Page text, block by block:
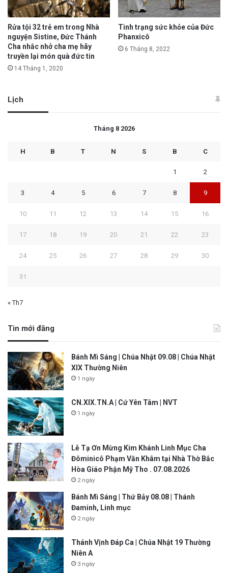
Rửa tội 32 trẻ em trong Nhà
nguyện Sistine, Đức Thánh
Cha nhắc nhở cha mẹ hãy
truyền lại món quà đức tin
14 Tháng 1, 2020
Tình trạng sức khỏe của Đức
Phanxicô
6 Tháng 8, 2022
Lịch
Tháng 8 2026
H B T N S B C
1 2
3 4 5 6 7 8 9
10 11 12 13 14 15 16
17 18 19 20 21 22 23
24 25 26 27 28 29 30
31
« Th7
Tin mới đăng
Bánh Mì Sáng | Chúa Nhật 09.08 | Chúa Nhật
XIX Thường Niên
1 ngày
CN.XIX.TN.A | Cứ Yên Tâm | NVT
1 ngày
Lễ Tạ Ơn Mừng Kim Khánh Linh Mục Cha
Đôminicô Phạm Văn Khâm tại Nhà Thờ Bắc
Hòa Giáo Phận Mỹ Tho . 07.08.2026
2 ngày
Bánh Mì Sáng | Thứ Bảy 08.08 | Thánh
Đaminh, Linh mục
2 ngày
Thánh Vịnh Đáp Ca | Chúa Nhật 19 Thường
Niên A
3 ngày